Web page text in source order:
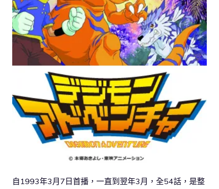
自1993年3月7日首播，一直到翌年3月，全54話，是整